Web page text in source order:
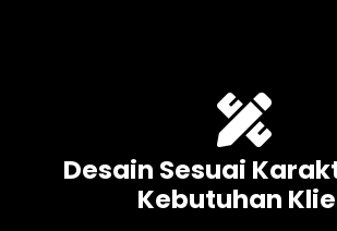
Desain Sesuai
Kebutuhan